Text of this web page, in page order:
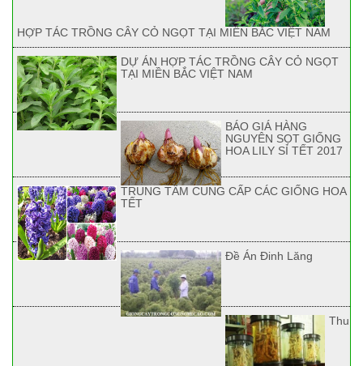
HỢP TÁC TRỒNG CÂY CỎ NGỌT TẠI MIỀN BẮC VIỆT NAM
DỰ ÁN HỢP TÁC TRỒNG CÂY CỎ NGỌT
TẠI MIỀN BẮC VIỆT NAM
BÁO GIÁ HÀNG
NGUYÊN SỌT GIỐNG
HOA LILY SỈ TẾT 2017
TRUNG TÂM CUNG CẤP CÁC GIỐNG HOA
TẾT
Đề Án Đinh Lăng
Thu